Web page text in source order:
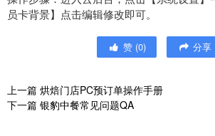
员卡背景】点击编辑修改即可。
赞 (0) 分享
上一篇 烘焙门店PC预订单操作手册
下一篇 银豹中餐常见问题QA